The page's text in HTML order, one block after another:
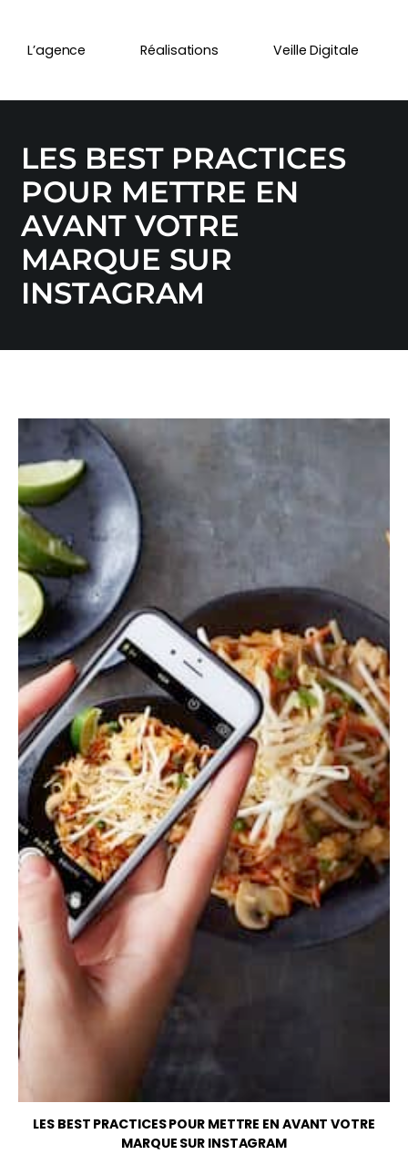
L’agence Réalisations Veille Digitale
LES BEST PRACTICES
POUR METTRE EN
AVANT VOTRE
MARQUE SUR
INSTAGRAM
LES BEST PRACTICES POUR METTRE EN AVANT VOTRE
MARQUE SUR INSTAGRAM